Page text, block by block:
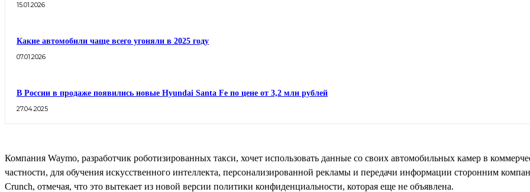
15.01.2026
Какие автомобили чаще всего угоняли в 2025 году
07.01.2026
В России в продаже появились новые Hyundai Santa Fe по цене от 3,2 млн рублей
27.04.2025
Компания Waymo, разработчик роботизированных такси, хочет использовать данные со своих автомобильных камер в
частности, для обучения искусственного интеллекта, персонализированной рекламы и передачи информации сторонним
Crunch, отмечая, что это вытекает из новой версии политики конфиденциальности, которая еще не объявлена.